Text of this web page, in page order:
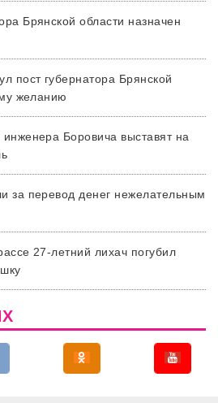
Брянской области назначен
пост губернатора Брянской
желанию
Боровича выставят на
за перевод денег нежелательным
27-летний лихач погубил